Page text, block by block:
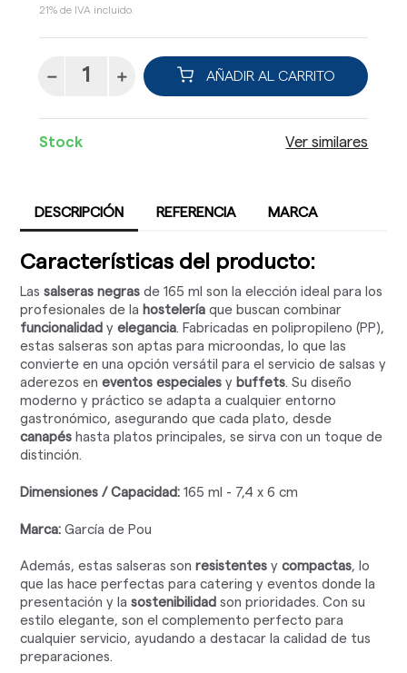
21% de IVA incluido.
AÑADIR AL CARRITO
Stock Ver similares
DESCRIPCIÓN REFERENCIA MARCA
Características del producto:
Lassalseras negras de 165 ml son la elección ideal para los
profesionales de la hostelería que buscan combinar
funcionalidad yelegancia. Fabricadas en polipropileno (PP),
estas salseras son aptas para microondas, lo que las
convierte en una opción versátil para el servicio de salsas y
aderezos eneventos especiales y buffets. Su diseño
moderno y práctico se adapta a cualquier entorno
gastronómico, asegurando que cada plato, desde
canapés hasta platos principales, se sirva con un toque de
distinción.
Dimensiones / Capacidad: 165 ml - 7,4 x 6 cm
Marca: García de Pou
Además, estas salseras sonresistentes ycompactas, lo
que las hace perfectas para catering y eventos donde la
presentación y lasostenibilidad son prioridades. Con su
estilo elegante, son el complemento perfecto para
cualquier servicio, ayudando a destacar la calidad de tus
preparaciones.